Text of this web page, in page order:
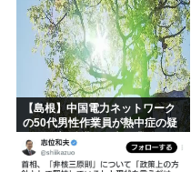
【島根】中国電力ネットワーク
の50代男性作業員が熱中症の疑
いで死亡 鉄塔の保守作業後に倒
れる 邑南町